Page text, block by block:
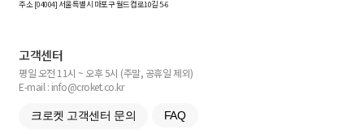
주소 [04004] 서울특별시 마포구 월드컵로10길5-6
고객센터
평일 오전 11시 ~ 오후 5시 (주말, 공휴일 제외)
E-mail : info@croket.co.kr
크로켓 고객센터 문의 FAQ